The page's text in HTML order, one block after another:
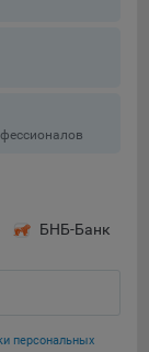
ознакомиться,
браузеров:
БНБ-Банк
персональных